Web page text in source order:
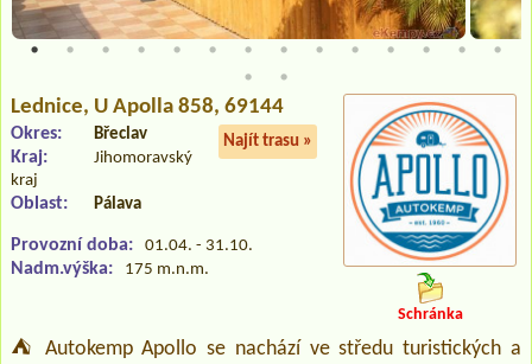
Lednice, U Apolla 858, 69144
Najít trasu »
Okres: Břeclav
Kraj:
Jihomoravský
kraj
Oblast: Pálava
Provozní doba: 01.04. - 31.10.
Nadm.výška: 175 m.n.m.
Schránka
⛺ Autokemp Apollo se nachází ve středu turistických a